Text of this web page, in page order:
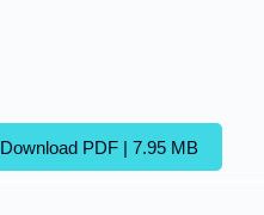
Download PDF | 7.95 MB